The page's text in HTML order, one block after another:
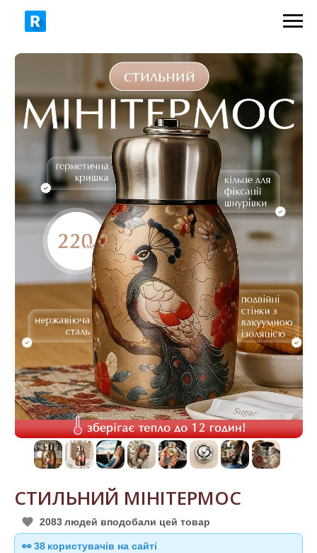
ЗАМОВИТИ
399 грн
СТИЛЬНИЙ МІНІТЕРМОС
2083 людей вподобали цей товар
👀39 користувачів на сайті